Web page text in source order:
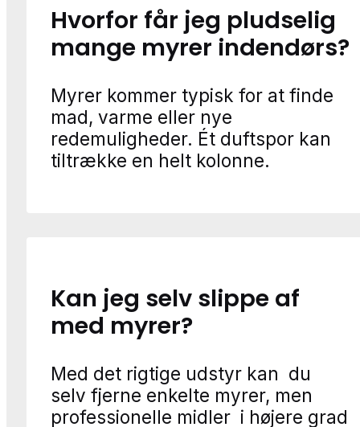
Hvorfor får jeg pludselig
mange myrer indendørs?
Myrer kommer typisk for at finde
mad, varme eller nye
redemuligheder. Ét duftspor kan
tiltrække en helt kolonne.
Kan jeg selv slippe af
med myrer?
Med det rigtige udstyr kan du
selv fjerne enkelte myrer, men
professionelle midler i højere grad